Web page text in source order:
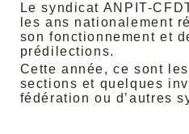
Le syndicat ANPIT-
les ans nationalement
son fonctionnement et
prédilections.
Cette année, ce sont
sections et quelques
fédération ou d’autres
Défense qu’il a